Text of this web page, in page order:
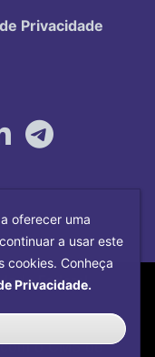
Privacidade
Federal
da
o CMS de
oferecer uma
a usar este
cookies. Conheça
Privacidade.